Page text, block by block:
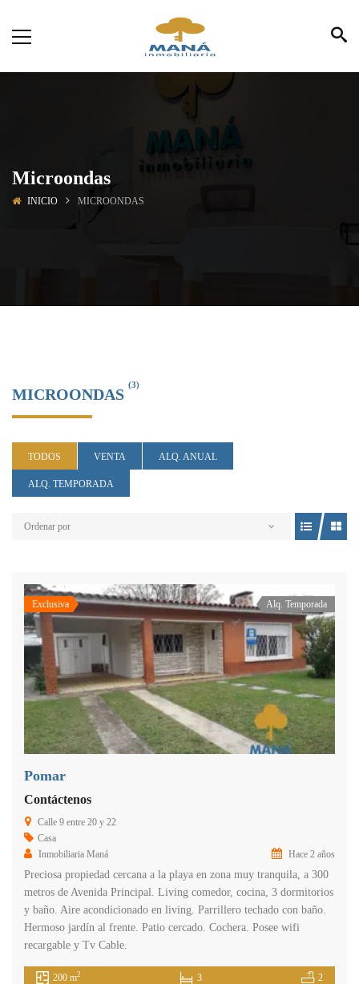
Microondas
INICIO MICROONDAS
MICROONDAS
(3)
TODOS VENTA ALQ. ANUAL
ALQ. TEMPORADA
Ordenar por
Exclusiva Alq. Temporada
Pomar
Contáctenos
Calle 9 entre 20 y 22
Casa
Inmobiliaria Maná
Hace 2 años
Preciosa propiedad cercana a la playa en zona muy tranquila, a 300
metros de Avenida Principal. Living comedor, cocina, 3 dormitorios
y baño. Aire acondicionado en living. Parrillero techado con baño.
Hermoso jardín al frente. Patio cercado. Cochera. Posee wifi
recargable y Tv Cable.
200 m2 3 2